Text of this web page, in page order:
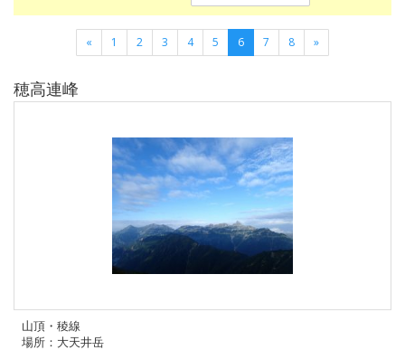
« 1 2 3 4 5 6 7 8 »
穂高連峰
山頂・稜線
場所：大天井岳